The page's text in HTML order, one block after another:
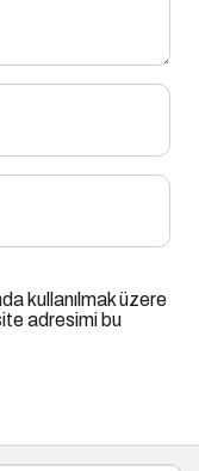
kullanılmak üzere
adresimi bu